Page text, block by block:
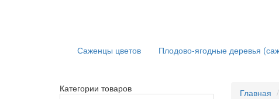
Саженцы цветов Плодово-ягодные деревья
Категории товаров
Главная